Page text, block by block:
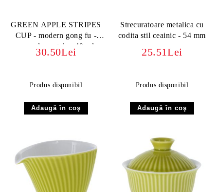
GREEN APPLE STRIPES
CUP - modern gong fu -
cupa de portelan 40 ml
30.50Lei
Produs disponibil
Strecuratoare metalica cu
codita stil ceainic - 54 mm
25.51Lei
Produs disponibil